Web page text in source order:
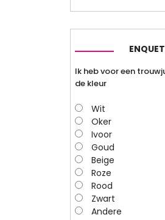
Ik heb voor een
de kleur
Wit
Oker
Ivoor
Goud
Beige
Roze
Rood
Zwart
Andere